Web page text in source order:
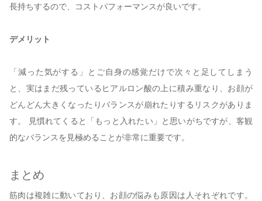
長持ちするので、コストパフォーマンスが良いです。
デメリット
「減った気がする」とご自身の感覚だけで次々と足してしまう
と、実はまだ残っているヒアルロン酸の上に積み重なり、お顔が
どんどん大きくなったりバランスが崩れたりするリスクがありま
す。 見慣れてくると「もっと入れたい」と思いがちですが、客観
的なバランスを見極めることが非常に重要です。
まとめ
筋肉は複雑に動いており、お顔の悩みも原因は人それぞれです。